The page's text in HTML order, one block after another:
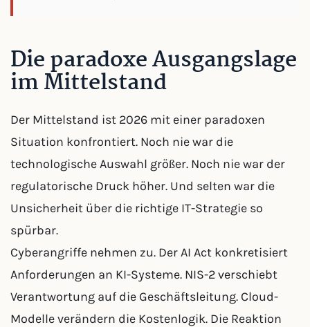
Die paradoxe Ausgangslage
im Mittelstand
Der Mittelstand ist 2026 mit einer paradoxen
Situation konfrontiert. Noch nie war die
technologische Auswahl größer. Noch nie war der
regulatorische Druck höher. Und selten war die
Unsicherheit über die richtige IT-Strategie so
spürbar.
Cyberangriffe nehmen zu. Der AI Act konkretisiert
Anforderungen an KI-Systeme. NIS-2 verschiebt
Verantwortung auf die Geschäftsleitung. Cloud-
Modelle verändern die Kostenlogik. Die Reaktion